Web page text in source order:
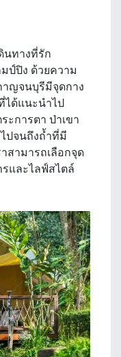
นทางที่รัก
ป์ปิง ด้วยความ
ญจนบุรีมีจุดกาง
ได้แนะนำไป
ะการตา ป่าเขา
ปจนถึงถ้ำที่มี
สามารถเลือกจุด
และไลฟ์สไตล์